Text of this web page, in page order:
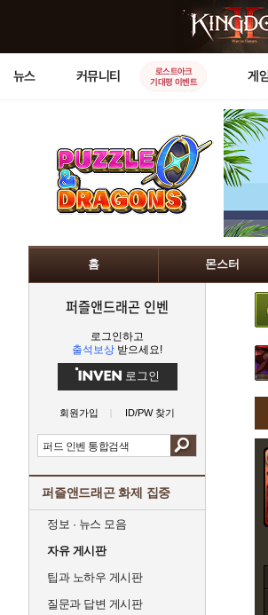
뉴스 커뮤니티
로스트아크
기대평 이벤트
게
홈 몬스터
퍼즐앤드래곤 인벤
로그인하고
출석보상 받으세요!
로그인
회원가입 ID/PW 찾기
퍼즐앤드래곤 화제 집중
정보 · 뉴스 모음
자유 게시판
팁과 노하우 게시판
질문과 답변 게시판